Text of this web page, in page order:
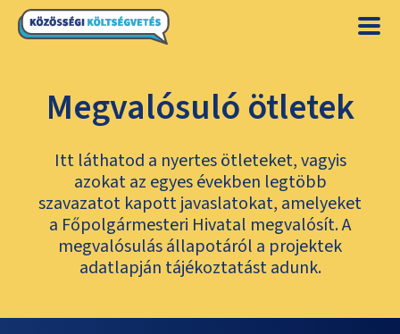
Megvalósuló ötletek
Itt láthatod a nyertes ötleteket, vagyis
azokat az egyes években legtöbb
szavazatot kapott javaslatokat, amelyeket
a Főpolgármesteri Hivatal megvalósít. A
megvalósulás állapotáról a projektek
adatlapján tájékoztatást adunk.